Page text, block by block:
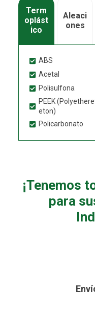
Term
oplást
ico
Aleaci
ones
ABS
Acetal
Polisulfona
PEEK
eton)
Policarbonato
¡Tenemos
para